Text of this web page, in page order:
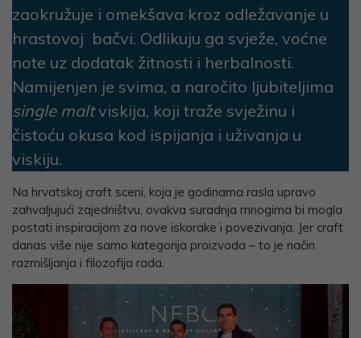
zaokružuje i omekšava kroz odležavanje u
hrastovoj bačvi. Odlikuju ga svježe, voćne
note uz dodatak žitnosti i herbalnosti.
Namijenjen je svima, a naročito ljubiteljima
single maltviskija, koji traže svježinu i
čistoću okusa kod ispijanja i uživanja u
viskiju.
Na hrvatskoj craft sceni, koja je godinama rasla upravo
zahvaljujući zajedništvu, ovakva suradnja mnogima bi mogla
postati inspiracijom za nove iskorake i povezivanja. Jer craft
danas više nije samo kategorija proizvoda – to je način
razmišljanja i filozofija rada.